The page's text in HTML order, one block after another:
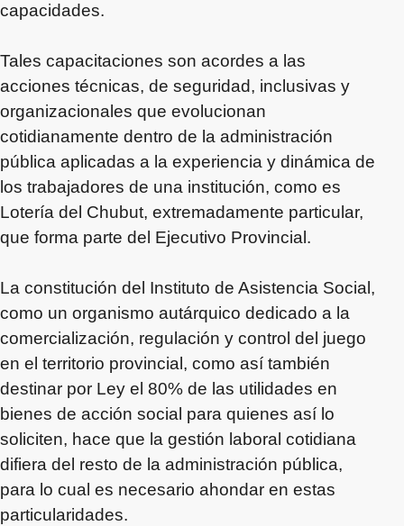
capacidades.
Tales capacitaciones son acordes a las
acciones técnicas, de seguridad, inclusivas y
organizacionales que evolucionan
cotidianamente dentro de la administración
pública aplicadas a la experiencia y dinámica de
los trabajadores de una institución, como es
Lotería del Chubut, extremadamente particular,
que forma parte del Ejecutivo Provincial.
La constitución del Instituto de Asistencia Social,
como un organismo autárquico dedicado a la
comercialización, regulación y control del juego
en el territorio provincial, como así también
destinar por Ley el 80% de las utilidades en
bienes de acción social para quienes así lo
soliciten, hace que la gestión laboral cotidiana
difiera del resto de la administración pública,
para lo cual es necesario ahondar en estas
particularidades.